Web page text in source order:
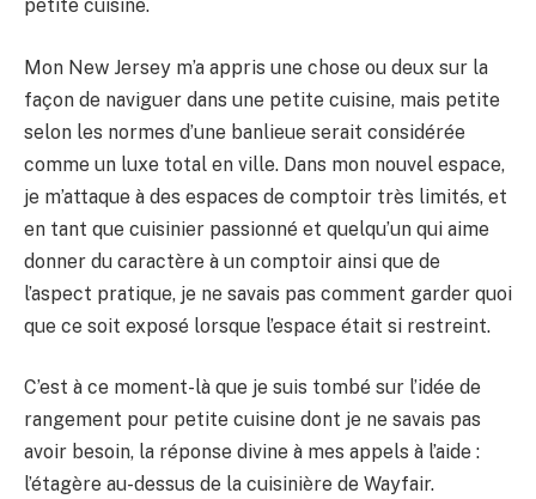
petite cuisine.
Mon New Jersey m’a appris une chose ou deux sur la
façon de naviguer dans une petite cuisine, mais petite
selon les normes d’une banlieue serait considérée
comme un luxe total en ville. Dans mon nouvel espace,
je m’attaque à des espaces de comptoir très limités, et
en tant que cuisinier passionné et quelqu’un qui aime
donner du caractère à un comptoir ainsi que de
l’aspect pratique, je ne savais pas comment garder quoi
que ce soit exposé lorsque l’espace était si restreint.
C’est à ce moment-là que je suis tombé sur l’idée de
rangement pour petite cuisine dont je ne savais pas
avoir besoin, la réponse divine à mes appels à l’aide :
l’étagère au-dessus de la cuisinière de Wayfair.